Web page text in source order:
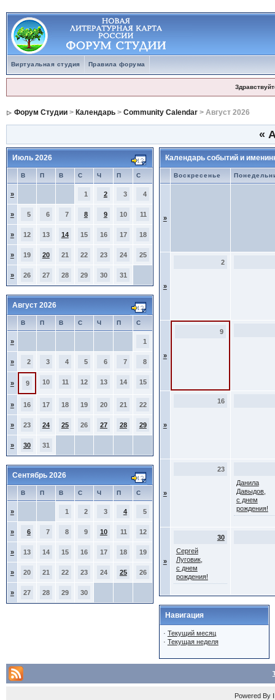
Виртуальная студия Правила форума
Форум Студии> Календарь> Community Calendar> Август 2026
«
Июль 2026
В П В С Ч П С
» 1 2 3 4
» 5 6 7 8 9 10 11
» 12 13 14 15 16 17 18
» 19 20 21 22 23 24 25
» 26 27 28 29 30 31
Август 2026
В П В С Ч П С
» 1
» 2 3 4 5 6 7 8
» 9 10 11 12 13 14 15
» 16 17 18 19 20 21 22
» 23 24 25 26 27 28 29
» 30 31
Сентябрь 2026
В П В С Ч П С
» 1 2 3 4 5
» 6 7 8 9 10 11 12
» 13 14 15 16 17 18 19
» 20 21 22 23 24 25 26
» 27 28 29 30
Календарь событий и
Воскресенье
»
»
2
»
9
»
16
»
23
Данила
Давыдов,
с днем
рождения!
»
30
Сергей
Луговик,
с днем
рождения!
Навигация
· Текущий месяц
· Текущая неделя
Powered By